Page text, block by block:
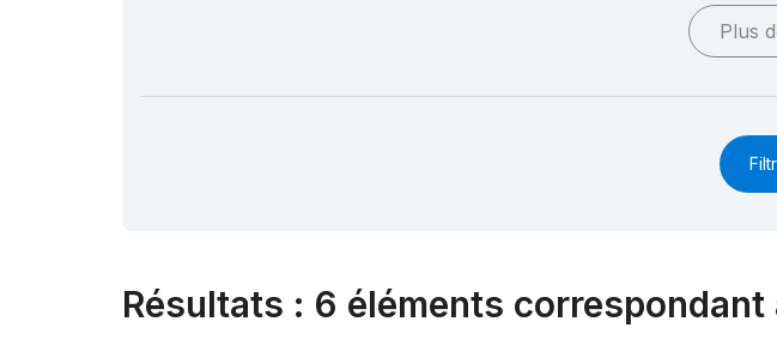
Plus
Résultats : 6 éléments correspondant